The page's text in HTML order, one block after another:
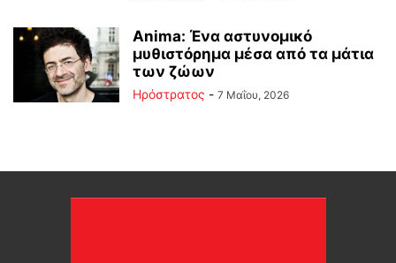
Anima: Ένα αστυνομικό
μυθιστόρημα μέσα από τα μάτια
των ζώων
Ηρόστρατος - 7 Μαΐου, 2026